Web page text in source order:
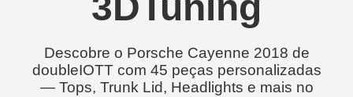
Descobre o Porsche Cayenne 2018 de
doubleIOTT com 45 peças personalizadas
— Tops, Trunk Lid, Headlights e mais no